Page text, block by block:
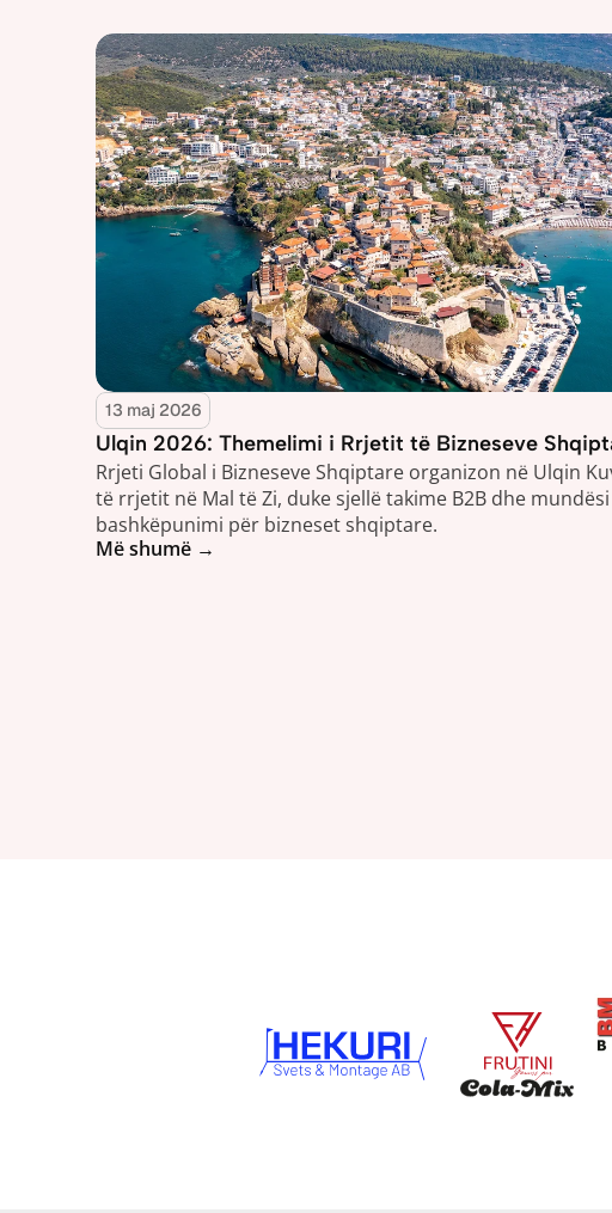
13 maj 2026
Ulqin 2026: Themelimi i Rrjetit të Bizneseve
Rrjeti Global i Bizneseve Shqiptare organizon në Ulqin
të rrjetit në Mal të Zi, duke sjellë takime B2B dhe
bashkëpunimi për bizneset shqiptare.
Më shumë →